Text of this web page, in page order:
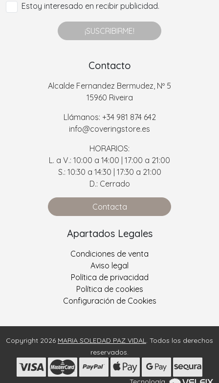
Estoy interesado en recibir publicidad.
¡SUSCRIBIRME!
Contacto
Alcalde Fernandez Bermudez, Nº 5
15960 Riveira
Llámanos: +34 981 874 642
info@coveringstore.es
HORARIOS:
L. a V.: 10:00 a 14:00 | 17:00 a 21:00
S.: 10:30 a 14:30 | 17:30 a 21:00
D.: Cerrado
Contacta
Apartados Legales
Condiciones de venta
Aviso legal
Política de privacidad
Política de cookies
Configuración de Cookies
Copyright 2026 MARIA SOLEDAD PAZ VIDAL. Todos los derechos
reservados.